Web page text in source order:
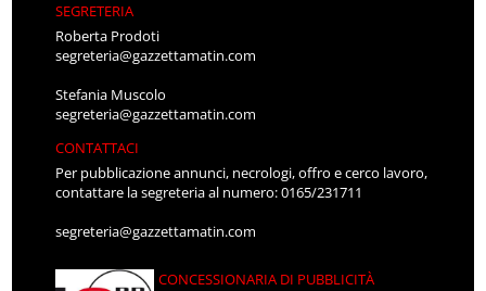
SEGRETERIA
Roberta Prodoti
segreteria@gazzettamatin.com
Stefania Muscolo
segreteria@gazzettamatin.com
CONTATTACI
Per pubblicazione annunci, necrologi, offro e cerco lavoro,
contattare la segreteria al numero: 0165/231711
segreteria@gazzettamatin.com
CONCESSIONARIA DI PUBBLICITÀ